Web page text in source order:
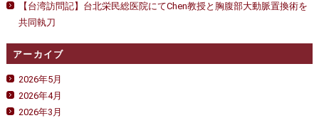
手術概要 ご紹介いただく場合
医師募集情報 ドクターカー
トピックス一覧
アーカイブ
【台湾訪問記】台北栄民総医院にてChen教授と胸腹部大動脈置換術を
共同執刀
アーカイブ
2026年5月
2026年4月
2026年3月